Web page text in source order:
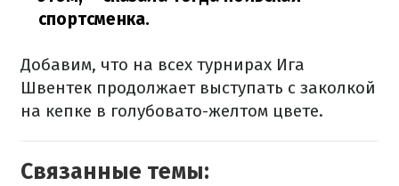
спортсменка.
Добавим, что на всех турнирах Ига
Швентек продолжает выступать с заколкой
на кепке в голубовато-желтом цвете.
Связанные темы: